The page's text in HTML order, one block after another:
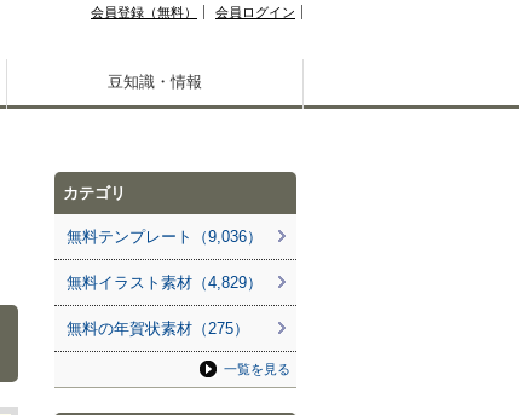
会員登録（無料） 会員ログイン
豆知識・情報
カテゴリ
無料テンプレート（9,036）
無料イラスト素材（4,829）
無料の年賀状素材（275）
一覧を見る